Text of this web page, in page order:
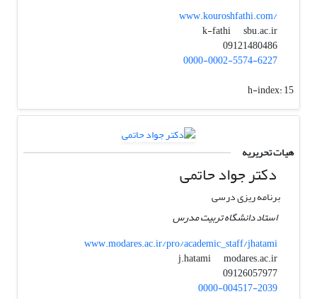
www.kouroshfathi.com/
k-fathi
sbu.ac.ir
09121480486
0000-0002-5574-6227
h-index:15
هیات تحریریه
دکتر جواد حاتمی
برنامه ریزی درسی
استاد دانشگاه تربیت مدرس
www.modares.ac.ir/pro/academic_staff/jhatami
j.hatami
modares.ac.ir
09126057977
0000-004517-2039